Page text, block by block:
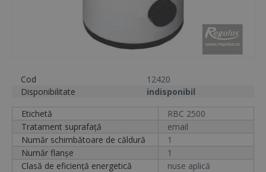
Cod
12420
Disponibilitate
indisponibil
Etichetă
RBC 2500
Tratament suprafață
email
Număr schimbătoare de căldură
1
Număr flanșe
1
Clasă de eficiență energetică
nuse aplică